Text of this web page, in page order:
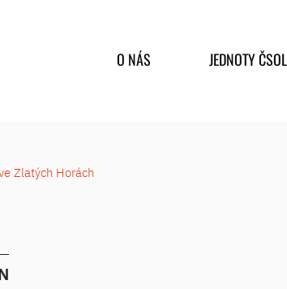
O NÁS JEDNOTY ČSOL
Zlatých Horách